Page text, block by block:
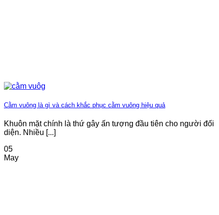
Cằm vuông là gì và cách khắc phục cằm vuông hiệu quả
Khuôn mặt chính là thứ gây ấn tượng đầu tiên cho người đối
diện. Nhiều [...]
05
May